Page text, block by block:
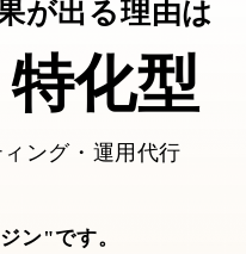
が出る理由は
特化型
ング・運用代行
ン"です。